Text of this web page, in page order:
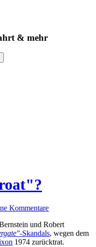
& mehr
Kommentare
und Robert
-Skandals, wegen dem
1974 zurücktrat.